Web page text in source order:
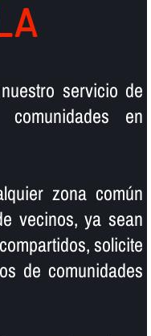
servicio de
en
zona común
vecinos, ya sean
solicite
de comunidades